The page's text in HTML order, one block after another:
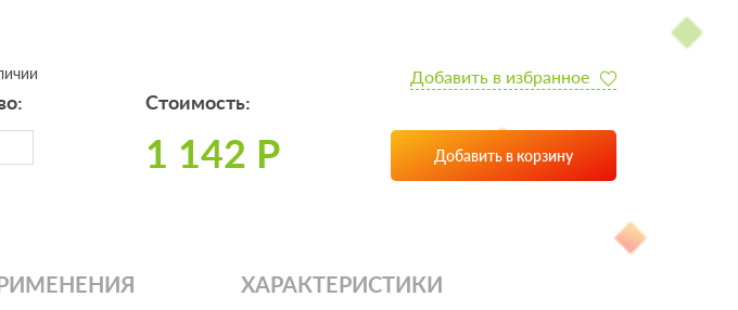
Добавить в избранное
Стоимость:
1 142 Р Добавить в корзину
ХАРАКТЕРИСТИКИ